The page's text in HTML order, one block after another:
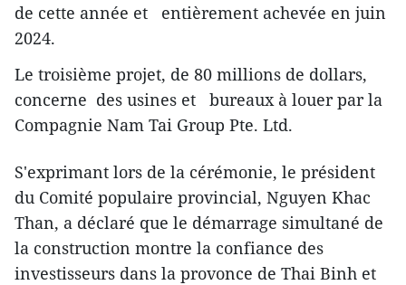
de cette année et entièrement achevée en juin
2024.
Le troisième projet, de 80 millions de dollars,
concerne des usines et bureaux à louer par la
Compagnie Nam Tai Group Pte. Ltd.
S'exprimant lors de la cérémonie, le président
du Comité populaire provincial, Nguyen Khac
Than, a déclaré que le démarrage simultané de
la construction montre la confiance des
investisseurs dans la provonce de Thai Binh et